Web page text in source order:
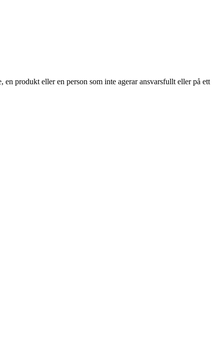
produkt eller en person som inte agerar ansvarsfullt eller på ett